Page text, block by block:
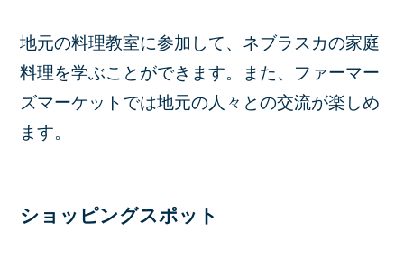
地元の料理教室に参加して、ネブラスカの家庭
料理を学ぶことができます。また、ファーマー
ズマーケットでは地元の人々との交流が楽しめ
ます。​
ショッピングスポット